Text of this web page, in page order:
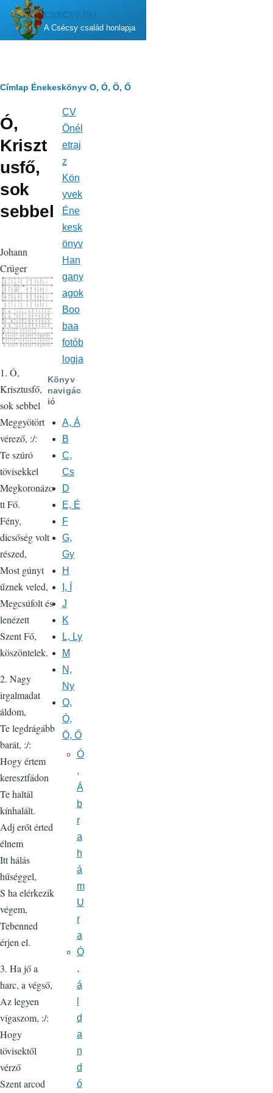
Ugrás a tartalomra
csecsy.hu
A Csécsy család honlapja
Morzsa
Címlap Énekeskönyv O, Ó, Ö, Ő
Ó,
Kriszt
usfő,
sok
sebbel
Johann
Crüger
1. Ó,
Krisztusfő,
sok sebbel
Meggyötört
vérező, :/:
Te szúró
tövisekkel
Megkoronázo
tt Fő.
Fény,
dicsőség volt
részed,
Most gúnyt
űznek veled,
Megcsúfolt és
lenézett
Szent Fő,
köszöntelek.
2. Nagy
irgalmadat
áldom,
Te legdrágább
barát, :/:
Hogy értem
keresztfádon
Te haltál
kínhalált.
Adj erőt érted
élnem
Itt hálás
hűséggel,
S ha elérkezik
végem,
Tebenned
érjen el.
3. Ha jő a
harc, a végső,
Az legyen
vígaszom, :/:
Hogy
tövisektől
vérző
Szent arcod
navigáció
CV
Önél
etraj
z
Kön
yvek
Éne
kesk
önyv
Han
gany
agok
Boo
baa
fotób
logja
Könyv
navigác
ió
A, Á
B
C,
Cs
D
E, É
F
G,
Gy
H
I, Í
J
K
L, Ly
M
N,
Ny
O,
Ó,
Ö, Ő
Ó
,
Á
b
r
a
h
á
m
U
r
a
Ó
,
á
d
a
n
d
ó